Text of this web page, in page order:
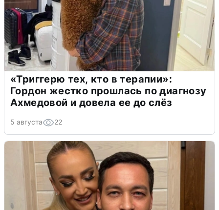
«Триггерю тех, кто в терапии»:
Гордон жестко прошлась по диагнозу
Ахмедовой и довела ее до слёз
5 августа 22